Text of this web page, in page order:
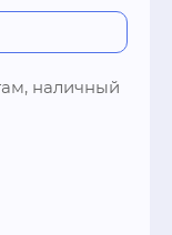
владелец!"
наличный